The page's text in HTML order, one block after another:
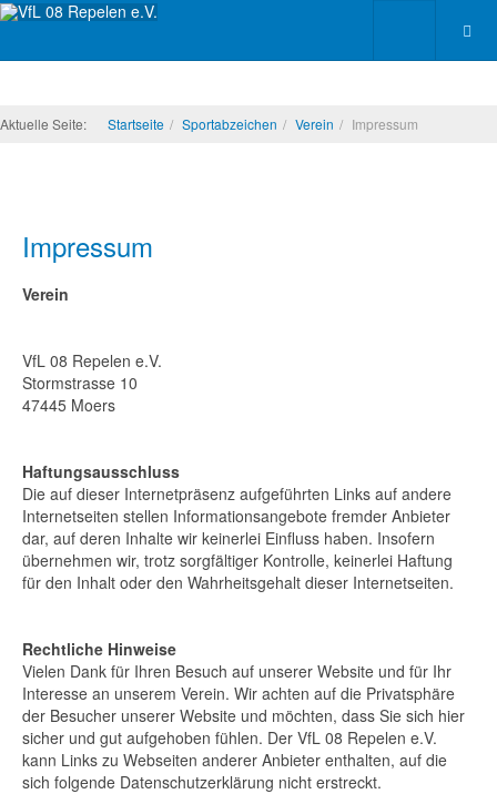
Aktuelle Seite: Startseite Sportabzeichen Verein Impressum
Impressum
Verein
VfL 08 Repelen e.V.
Stormstrasse 10
47445 Moers
Haftungsausschluss
Die auf dieser Internetpräsenz aufgeführten Links auf andere
Internetseiten stellen Informationsangebote fremder Anbieter
dar, auf deren Inhalte wir keinerlei Einfluss haben. Insofern
übernehmen wir, trotz sorgfältiger Kontrolle, keinerlei Haftung
für den Inhalt oder den Wahrheitsgehalt dieser Internetseiten.
Rechtliche Hinweise
Vielen Dank für Ihren Besuch auf unserer Website und für Ihr
Interesse an unserem Verein. Wir achten auf die Privatsphäre
der Besucher unserer Website und möchten, dass Sie sich hier
sicher und gut aufgehoben fühlen. Der VfL 08 Repelen e.V.
kann Links zu Webseiten anderer Anbieter enthalten, auf die
sich folgende Datenschutzerklärung nicht erstreckt.